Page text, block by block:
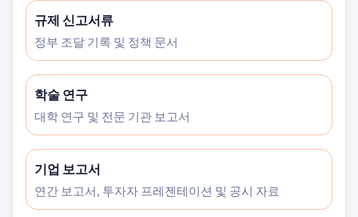
규제 신고서류
정부 조달 기록 및 정책 문서
학술 연구
대학 연구 및 전문 기관 보고서
기업 보고서
연간 보고서, 투자자 프레젠테이션 및 공시 자료